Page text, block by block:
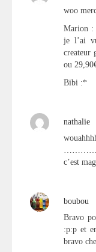
woo
Marion :
je l’ai
createur
ou
Bibi :*
nathalie
c’est
boubou
Bravo
:p:p et
bravo